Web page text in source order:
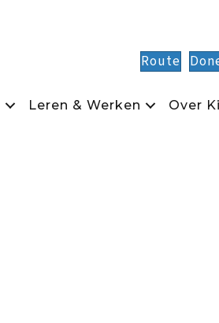
Route
Leren & Werken Over